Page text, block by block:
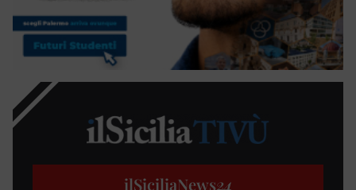
ilSiciliaNews24